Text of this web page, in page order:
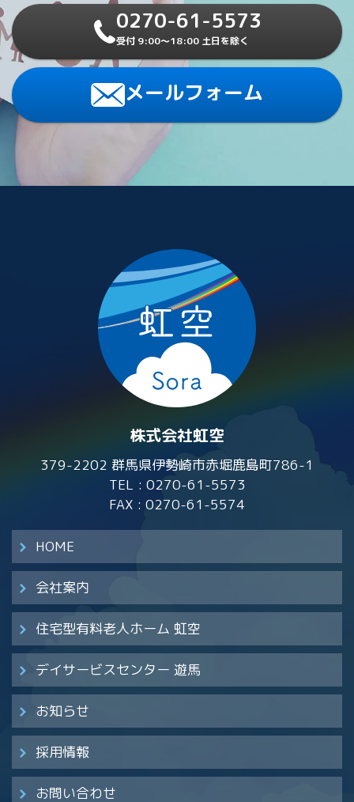
0270-61-5573
受付 9:00～18:00 土日を除く
メールフォーム
株式会社虹空
379-2202 群馬県伊勢崎市赤堀鹿島町786-1
TEL : 0270-61-5573
FAX : 0270-61-5574
HOME
会社案内
住宅型有料老人ホーム 虹空
デイサービスセンター 遊馬
お知らせ
採用情報
お問い合わせ